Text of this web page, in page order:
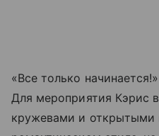
«Все только
Для мероприятия Кэрис
кружевами и открытыми